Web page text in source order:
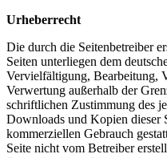
Urheberrecht
Die durch die Seitenbetreiber
Seiten unterliegen dem
Vervielfältigung, Bearbeitung,
Verwertung außerhalb der
schriftlichen Zustimmung des
Downloads und Kopien dieser
kommerziellen Gebrauch
Seite nicht vom Betreiber